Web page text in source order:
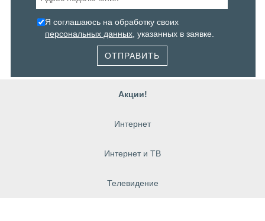
Я соглашаюсь на обработку своих
персональных данных , указанных в заявке.
ОТПРАВИТЬ
Акции!
Интернет
Интернет и ТВ
Телевидение